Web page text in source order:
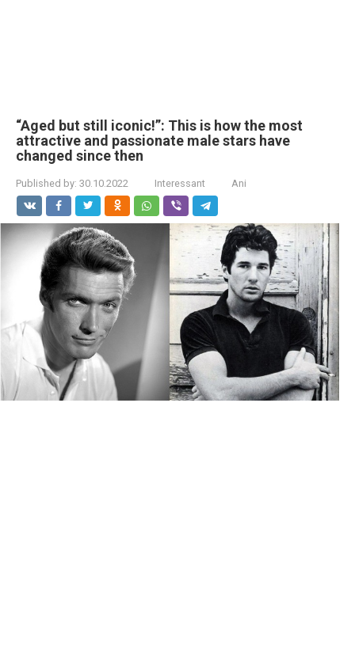
“Aged but still iconic!”: This is how the most
attractive and passionate male stars have
changed since then
Published by: 30.10.2022 Interessant Ani